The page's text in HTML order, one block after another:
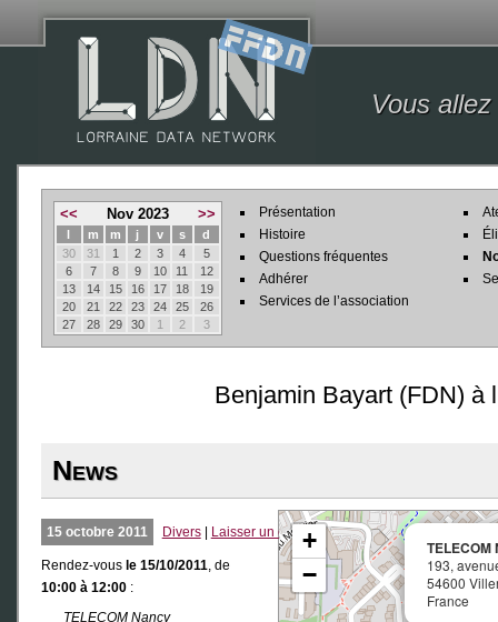
Vous
<< Nov 2023 >>
l m m j v s
d
30
31 1 2 3 4
5
6
7 8 9 10 11
12
13
14 15 16 17 18
19
20
21 22 23 24 25
26
27
28 29 30 1 2 3
Présentation
Histoire
Questions fréquentes
Adhérer
Services de l’association
Benjamin Bayart (FDN) à
News
15 octobre 2011 Divers| Laisser un commentaire
Rendez-vous le 15/10/2011, de
10:00 à 12:00:
TELECOM Nancy
TELECOM
193,
54600
France
+
−